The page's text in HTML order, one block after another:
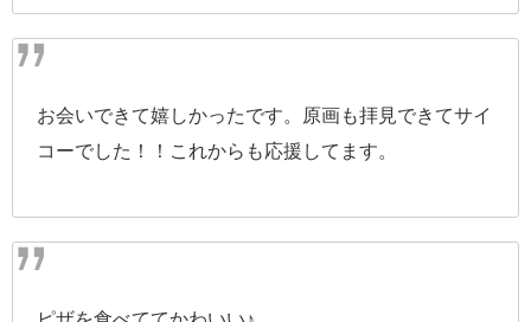
お会いできて嬉しかったです。原画も拝見できてサイ
コーでした！！これからも応援してます。